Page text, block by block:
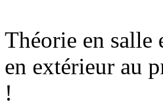
Théorie en salle
en extérieur au
!